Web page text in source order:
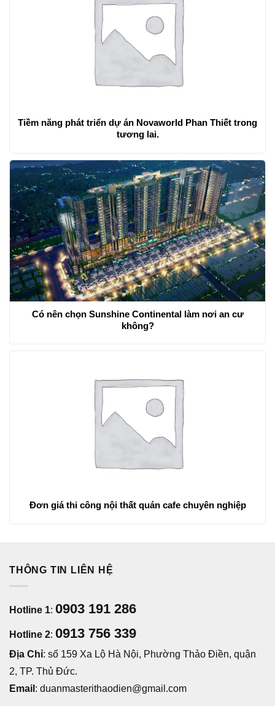
Tiềm năng phát triển dự án Novaworld Phan Thiết trong
tương lai.
Có nên chọn Sunshine Continental làm nơi an cư
không?
Đơn giá thi công nội thất quán cafe chuyên nghiệp
THÔNG TIN LIÊN HỆ
Hotline 1: 0903 191 286
Hotline 2: 0913 756 339
Địa Chỉ: số 159 Xa Lộ Hà Nội, Phường Thảo Điền, quận
2, TP. Thủ Đức.
Email : duanmasterithaodien@gmail.com